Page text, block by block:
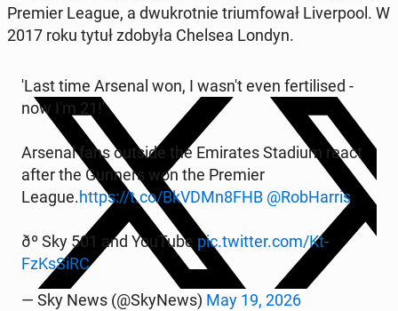
Premier League, a dwukrot­nie tri­um­fował Liv­er­pool. W
2017 roku tytuł zdobyła Chelsea Londyn.
'Last time Arsenal won, I wasn't even fer­tilised -
now I'm 21!'
Arsenal fans outside the Emi­rates Stadium react
after the Gunners won the Premier
League.https://t.co/BkVDMn8FHB @Rob­Har­ris
ðº Sky 501 and YouTube pic.twitter.com/Kt­
FzKsSiRC
— Sky News (@SkyNews) May 19, 2026